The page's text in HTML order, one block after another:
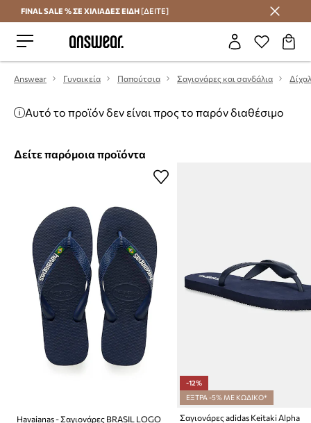
Εξοικονομήστε με το Answear Club
FINAL SALE % ΣΕ ΧΙΛΙΑΔΕΣ ΕΙΔΗ [ΔΕΙΤΕ]
Answear Γυναικεία Παπούτσια Σαγιονάρες και σανδάλια
Αυτό το προϊόν δεν είναι προς το παρόν διαθέσιμο
Δείτε παρόμοια προϊόντα
Havaianas - Σαγιονάρες BRASIL LOGO
-12%
ΕΞΤΡΑ -5% ΜΕ ΚΩΔΙΚΟ*
Σαγιονάρες adidas Keitaki Alpha